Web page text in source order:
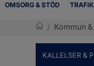
OMSORG & STÖD
/ Kommun
KALLELSER &